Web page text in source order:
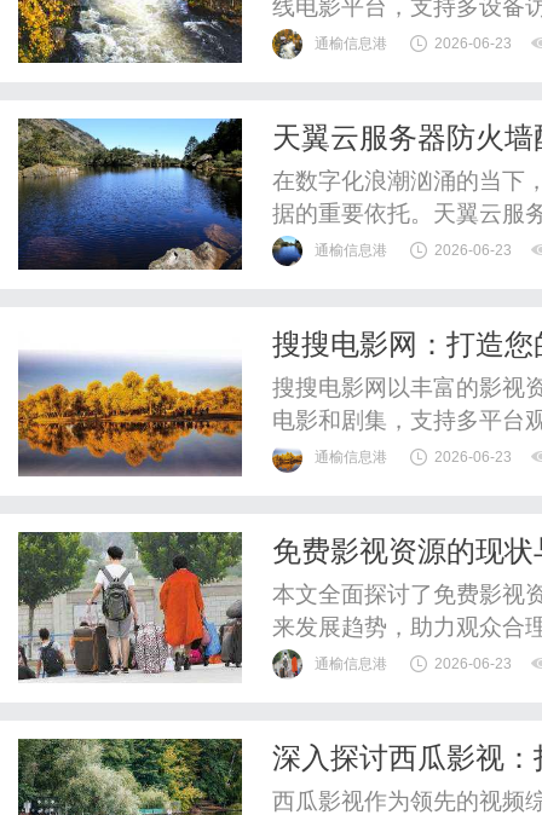
线电影平台，支持多设备
通榆信息港 2026-06-23
天翼云服务器防火
在数字化浪潮汹涌的当下
据的重要依托。天翼云服
广泛青睐。然而，随着网
入浅出地为您讲解天翼云
通榆信息港 2026-06-23
搜搜电影网：打造
体验
搜搜电影网以丰富的影视
电影和剧集，支持多平台
通榆信息港 2026-06-23
免费影视资源的现
本文全面探讨了免费影视
来发展趋势，助力观众合
通榆信息港 2026-06-23
深入探讨西瓜影视
西瓜影视作为领先的视频